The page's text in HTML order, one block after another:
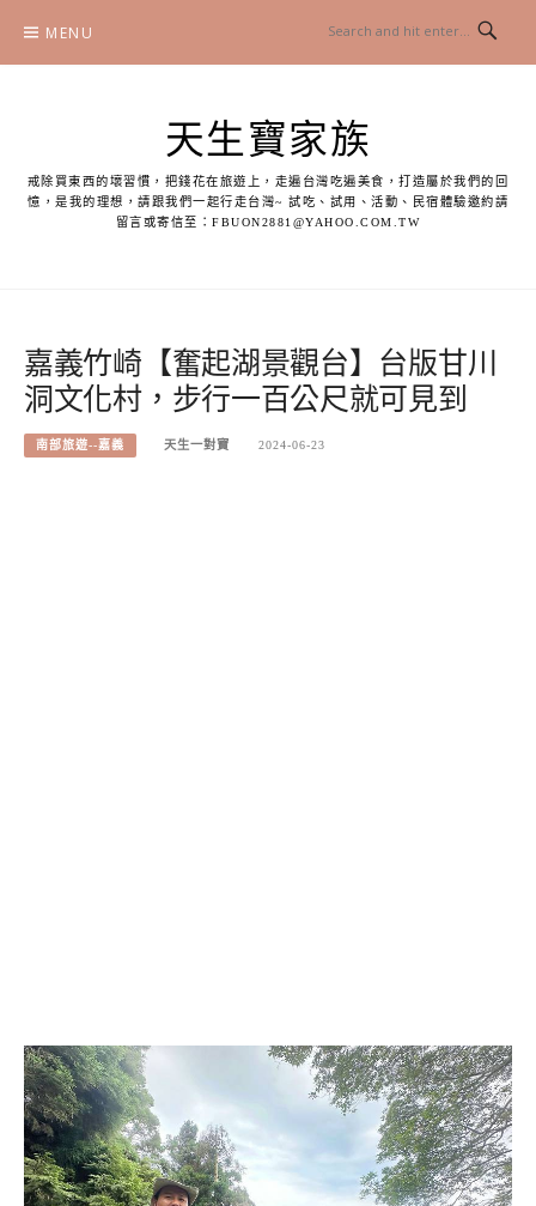
content
MENU
天生寶家族
戒除買東西的壞習慣，把錢花在旅遊上，走遍台灣吃遍美食，打造屬於我們的回
憶，是我的理想，請跟我們一起行走台灣~ 試吃、試用、活動、民宿體驗邀約請
留言或寄信至：FBUON2881@YAHOO.COM.TW
嘉義竹崎【奮起湖景觀台】台版甘川
洞文化村，步行一百公尺就可見到
南部旅遊--嘉義 天生一對寶 2024-06-23